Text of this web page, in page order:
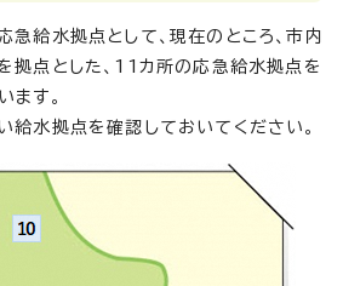
急給水拠点として、現在のところ、市内
拠点とした、11カ所の応急給水拠点を
ます。
給水拠点を確認しておいてください。